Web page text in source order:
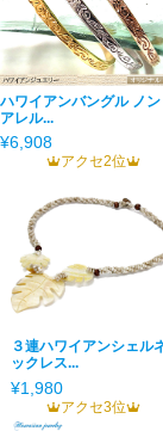
ハワイアンバングル ノン
アレル...
¥6,908
アクセ2位
３連ハワイアンシェル
ックレス...
¥1,980
アクセ3位